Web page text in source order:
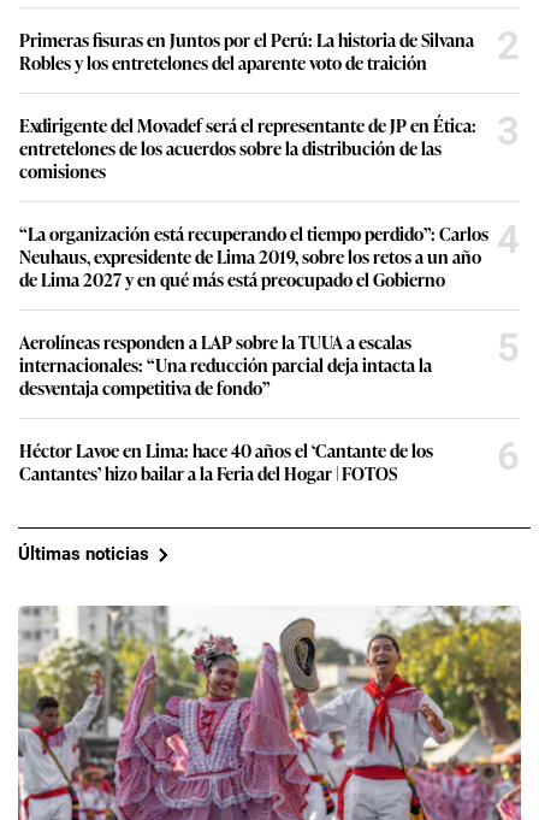
Primeras fisuras en Juntos por el Perú: La historia de Silvana
Robles y los entretelones del aparente voto de traición
2
Exdirigente del Movadef será el representante de JP en Ética:
entretelones de los acuerdos sobre la distribución de las
comisiones
3
“La organización está recuperando el tiempo perdido”: Carlos
Neuhaus, expresidente de Lima 2019, sobre los retos a un año
de Lima 2027 y en qué más está preocupado el Gobierno
4
Aerolíneas responden a LAP sobre la TUUA a escalas
internacionales: “Una reducción parcial deja intacta la
desventaja competitiva de fondo”
5
Héctor Lavoe en Lima: hace 40 años el ‘Cantante de los
Cantantes’ hizo bailar a la Feria del Hogar | FOTOS
6
Últimas noticias